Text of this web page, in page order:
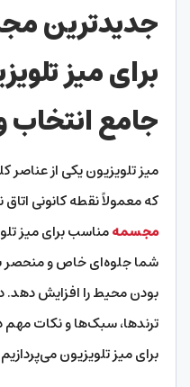
جدیدترین
برای میز
جامع
میز تلویزیون یکی از
که معمولاً نقطه کانونی
مجسمه‌مناسب برای میز
شما جلوه‌ای خاص و
بودن محیط را افزایش دهد.
ترندها، سبک‌ها و نکات
برای میز تلویزیون